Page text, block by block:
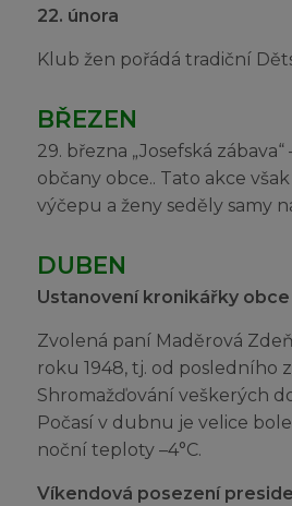
22. února
Klub žen pořádá tradiční
BŘEZEN
29. března „Josefská
občany obce.. Tato akce
výčepu a ženy seděly samy
DUBEN
Ustanovení kronikářky
Zvolená paní Maděrová
roku 1948, tj. od posledního
Shromažďování veškerých
Počasí v dubnu je velice
noční teploty –4°C.
Víkendová posezení